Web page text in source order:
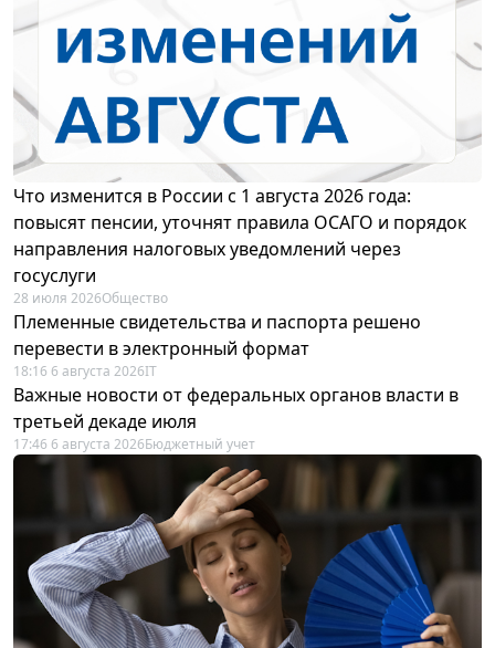
Что изменится в России с 1 августа 2026 года:
повысят пенсии, уточнят правила ОСАГО и порядок
направления налоговых уведомлений через
госуслуги
28 июля 2026Общество
Племенные свидетельства и паспорта решено
перевести в электронный формат
18:16 6 августа 2026IT
Важные новости от федеральных органов власти в
третьей декаде июля
17:46 6 августа 2026Бюджетный учет